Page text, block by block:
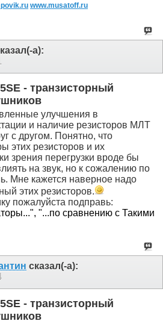
www.musatoff.ru
а):
- транзисторный
улучшения в
и наличие резисторов МЛТ
с другом. Понятно, что
этих резисторов и их
зрения перегрузки вроде бы
на звук, но к сожалению по
Мне кажется наверное надо
этих резисторов.
пожалуйста подправь:
"...по сравнению с Такими
сказал(-а):
- транзисторный